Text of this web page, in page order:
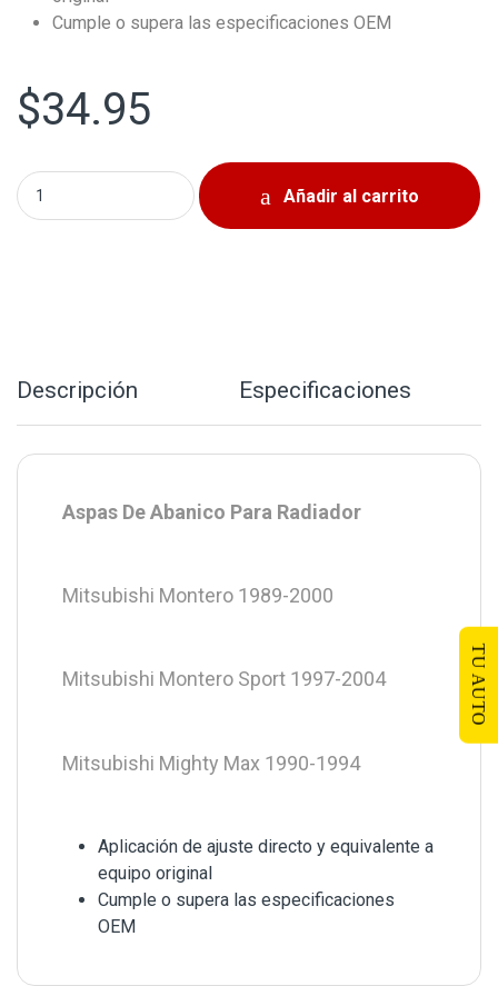
Cumple o supera las especificaciones OEM
$34.95
Aspas De Abanico Para Radiador Mitsubishi Montero
Añadir al carrito
Descripción Especificaciones
Aspas De Abanico Para Radiador
Mitsubishi Montero 1989-2000
Mitsubishi Montero Sport 1997-2004
Mitsubishi Mighty Max 1990-1994
Aplicación de ajuste directo y equivalente a
equipo original
Cumple o supera las especificaciones
OEM
TU AUTO